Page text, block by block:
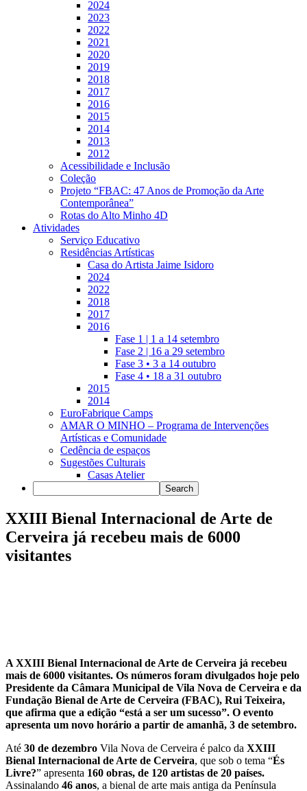
2024
2023
2022
2021
2020
2019
2018
2017
2016
2015
2014
2013
2012
Acessibilidade e Inclusão
Coleção
Projeto “FBAC: 47 Anos de Promoção da Arte
Contemporânea”
Rotas do Alto Minho 4D
Atividades
Serviço Educativo
Residências Artísticas
Casa do Artista Jaime Isidoro
2024
2022
2018
2017
2016
Fase 1 | 1 a 14 setembro
Fase 2 | 16 a 29 setembro
Fase 3 • 3 a 14 outubro
Fase 4 • 18 a 31 outubro
2015
2014
EuroFabrique Camps
AMAR O MINHO – Programa de Intervenções
Artísticas e Comunidade
Cedência de espaços
Sugestões Culturais
Casas Atelier
XXIII Bienal Internacional de Arte de
Cerveira já recebeu mais de 6000
visitantes
A XXIII Bienal Internacional de Arte de Cerveira já recebeu
mais de 6000 visitantes. Os números foram divulgados hoje pelo
Presidente da Câmara Municipal de Vila Nova de Cerveira e da
Fundação Bienal de Arte de Cerveira (FBAC), Rui Teixeira,
que afirma que a edição “está a ser um sucesso”. O evento
apresenta um novo horário a partir de amanhã, 3 de setembro.
Até 30 de dezembro Vila Nova de Cerveira é palco da XXIII
Bienal Internacional de Arte de Cerveira, que sob o tema “És
Livre?” apresenta 160 obras, de 120 artistas de 20 países.
Assinalando 46 anos, a bienal de arte mais antiga da Península